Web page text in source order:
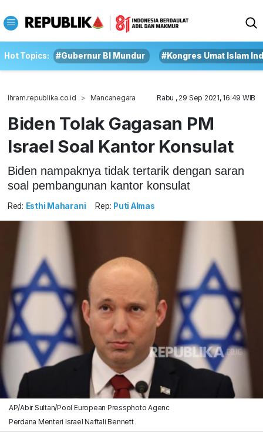
Hot Topics: #Gubernur BI Mundur #Kongres Umat Islam
Ihram.republika.co.id Mancanegara Rabu , 29 Sep 2021, 16:49 WIB
Biden Tolak Gagasan PM
Israel Soal Kantor Konsulat
Biden nampaknya tidak tertarik dengan saran
soal pembangunan kantor konsulat
Red: Esthi Maharani Rep: Puti Almas
AP/Abir Sultan/Pool European Pressphoto Agenc
Perdana Menteri Israel Naftali Bennett